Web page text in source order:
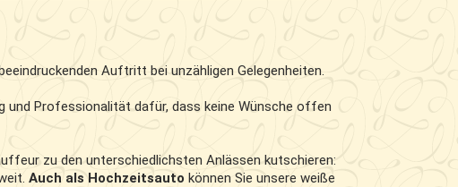
Auftritt bei unzähligen Gelegenheiten.
und Professionalität dafür, dass keine Wünsche offen
zu den unterschiedlichsten Anlässen kutschieren:
Auch als Hochzeitsauto können Sie unsere weiße